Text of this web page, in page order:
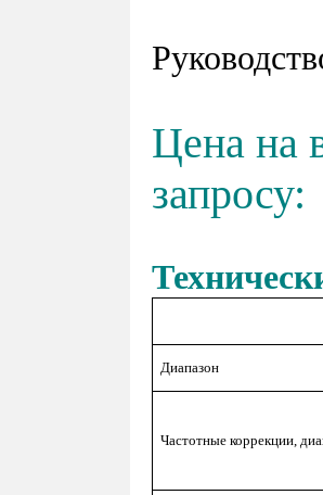
Цена на
Диапазон
Частотные коррекции,